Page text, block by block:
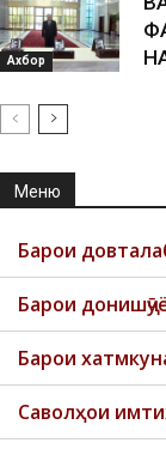
Ахбор
Меню
Барои
Барои
Барои
Саволҳои